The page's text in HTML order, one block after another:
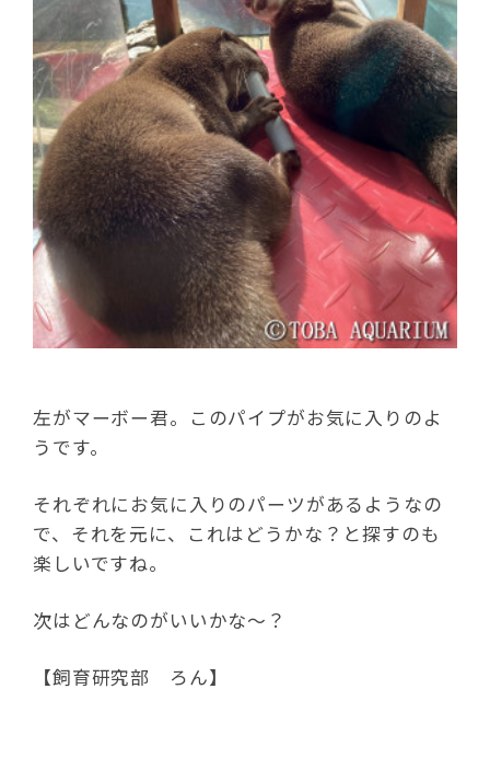
左がマーボー君。このパイプがお気に入りのよ
うです。
それぞれにお気に入りのパーツがあるようなの
で、それを元に、これはどうかな？と探すのも
楽しいですね。
次はどんなのがいいかな～？
【飼育研究部 ろん】